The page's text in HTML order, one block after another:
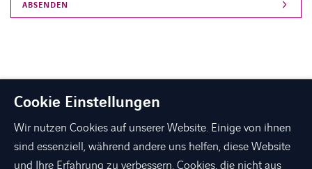
Cookie Einstellungen
Wir nutzen Cookies auf unserer Website. Einige von ihnen
sind essenziell, während andere uns helfen, diese Website
und Ihre Erfahrung zu verbessern. Cookies, die nicht aus